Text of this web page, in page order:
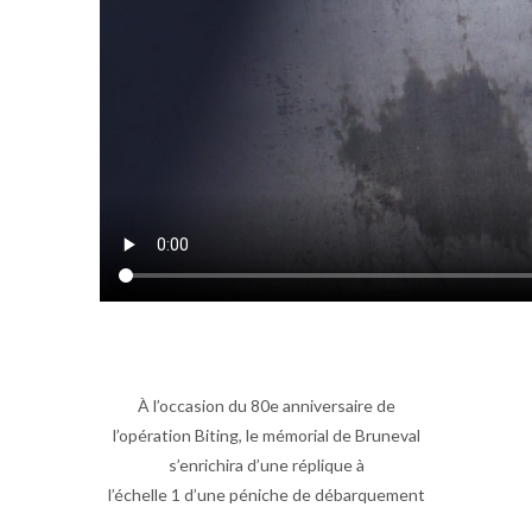
À l’occasion du 80e anniversaire de
l’opération Biting, le mémorial de Bruneval
s’enrichira d’une réplique à
l’échelle 1 d’une péniche de débarquement